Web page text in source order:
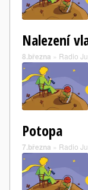
Nalezení
8.března » Radio
Potopa
7.března » Radio